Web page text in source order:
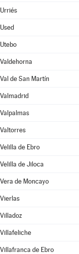
Urriés
Used
Utebo
Valdehorna
Val de San Martín
Valmadrid
Valpalmas
Valtorres
Velilla de Ebro
Velilla de Jiloca
Vera de Moncayo
Vierlas
Villadoz
Villafeliche
Villafranca de Ebro